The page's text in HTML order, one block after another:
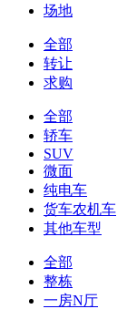
场地
全部
转让
求购
全部
轿车
SUV
微面
纯电车
货车农机车
其他车型
全部
整栋
一房N厅